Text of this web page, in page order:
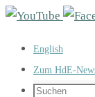
Zum
springen
English
Zum HdE-
Suchen